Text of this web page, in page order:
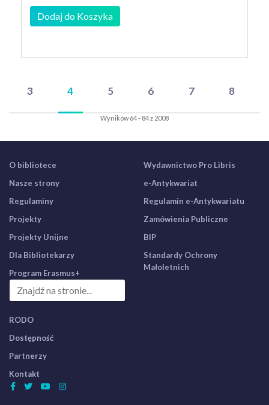
Dodaj do Koszyka
3 4 5 6 7 8
Wyników 64 - 84 z 2008
O bibliotece
Nasze strony
Regulaminy
Projekty
Projekty Unijne
Dla Bibliotekarzy
Program Erasmus+
Wydawnictwo Pro Libris
e-Antykwariat
Regulamin e-Antykwariatu
Zamówienia Publiczne
BIP
Standardy Ochrony
Małoletnich
RODO
Dostępność
Partnerzy
Kontakt